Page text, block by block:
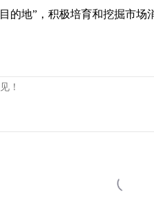
的地”，积极培育和挖掘市场
